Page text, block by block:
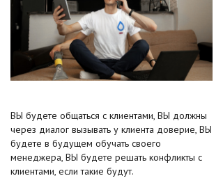
ВЫ будете общаться с клиентами, ВЫ должны
через диалог вызывать у клиента доверие, ВЫ
будете в будущем обучать своего
менеджера, ВЫ будете решать конфликты с
клиентами, если такие будут.